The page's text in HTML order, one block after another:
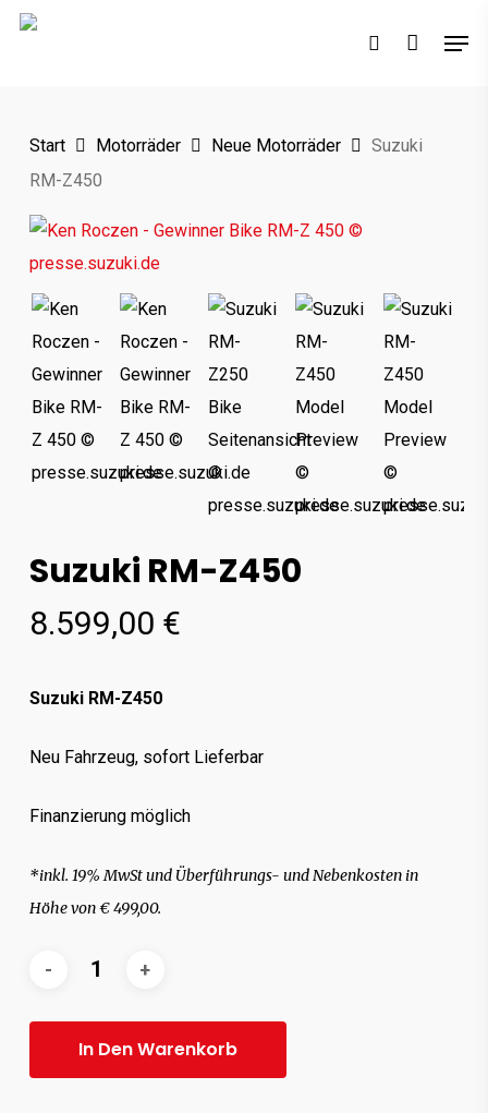
Skip
search
Start Motorräder Neue Motorräder
Suzuki
RM-Z450
Suzuki RM-Z450
8.599,00 €
Suzuki RM-Z450
Neu Fahrzeug, sofort Lieferbar
Finanzierung möglich
*inkl. 19% MwSt und Überführungs- und Nebenkosten in
Höhe von € 499,00.
In Den Warenkorb